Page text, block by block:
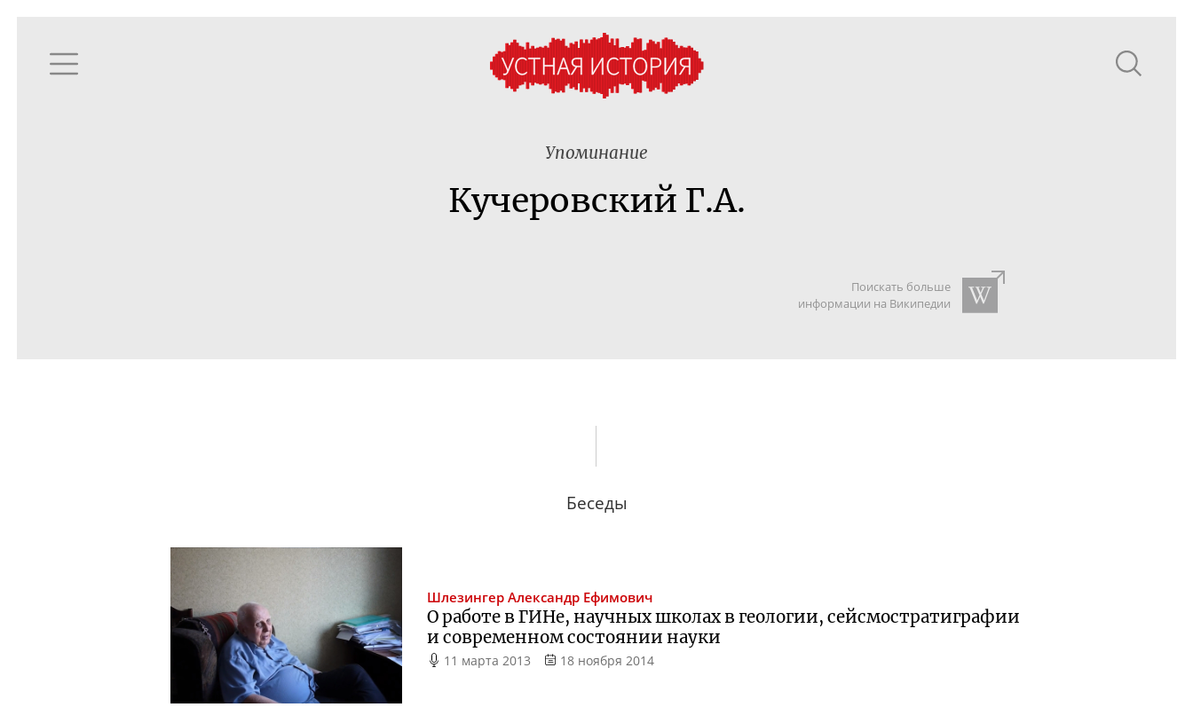
Упоминание
Кучеровский Г.А.
Поискать больше
информации на Википедии
Беседы
Шлезингер Александр Ефимович
О работе в ГИНе, научных школах в геологии, сейсмостратиграфии
и современном состоянии науки
11 марта 2013 18 ноября 2014